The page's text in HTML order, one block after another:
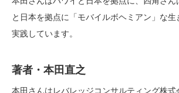
と日本を拠点に「モバイルボヘミアン」な
実践しています。
著者・本田直之
本田さんはレバレッジコンサルティング株式